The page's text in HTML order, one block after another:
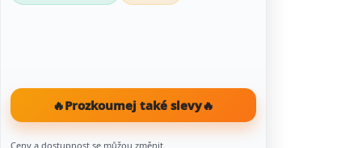
🔥Prozkoumej také slevy🔥
Ceny a dostupnost se můžou změnit.